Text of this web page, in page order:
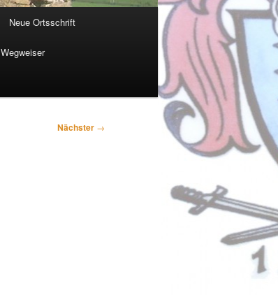
Neue Ortsschrift
Wegweiser
Nächster →